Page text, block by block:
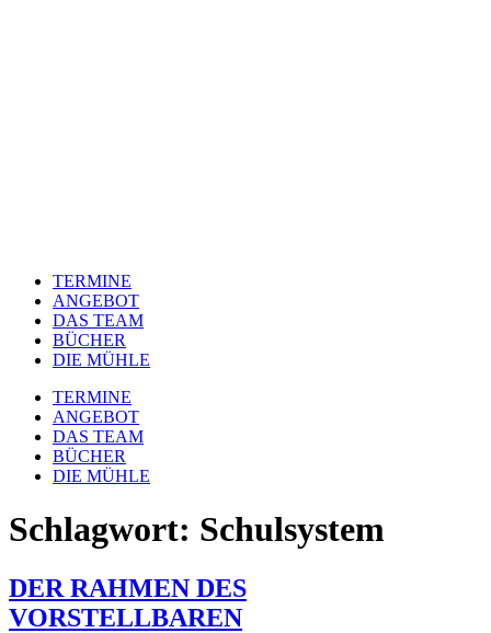
TERMINE
ANGEBOT
DAS TEAM
BÜCHER
DIE MÜHLE
TERMINE
ANGEBOT
DAS TEAM
BÜCHER
DIE MÜHLE
Schlagwort: Schulsystem
DER RAHMEN DES
VORSTELLBAREN